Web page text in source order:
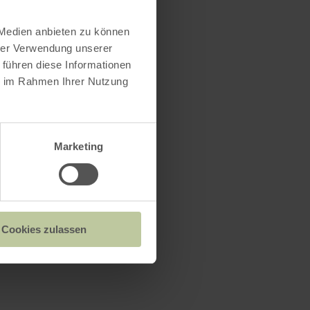
anbieten zu können
Verwendung unserer
diese Informationen
Rahmen Ihrer Nutzung
Marketing
Cookies zulassen
bessen.
Heb je
toe
en